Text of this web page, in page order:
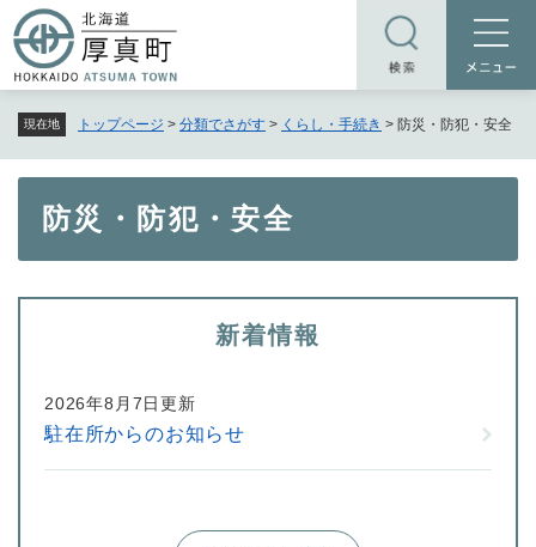
ー
ジ
頭
で
現在地 トップページ > 分類でさがす > くらし・手続き > 防災・防犯・安全
防災・防犯・安全
新着情報
2026年8月7日更新
駐在所からのお知らせ